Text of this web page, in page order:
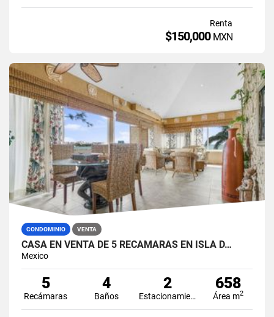
Renta
$150,000 MXN
CONDOMINIO VENTA
CASA EN VENTA DE 5 RECÁMARAS EN ISLA D…
Mexico
5
Recámaras
4
Baños
2
Estacionamiento
658
Área m2